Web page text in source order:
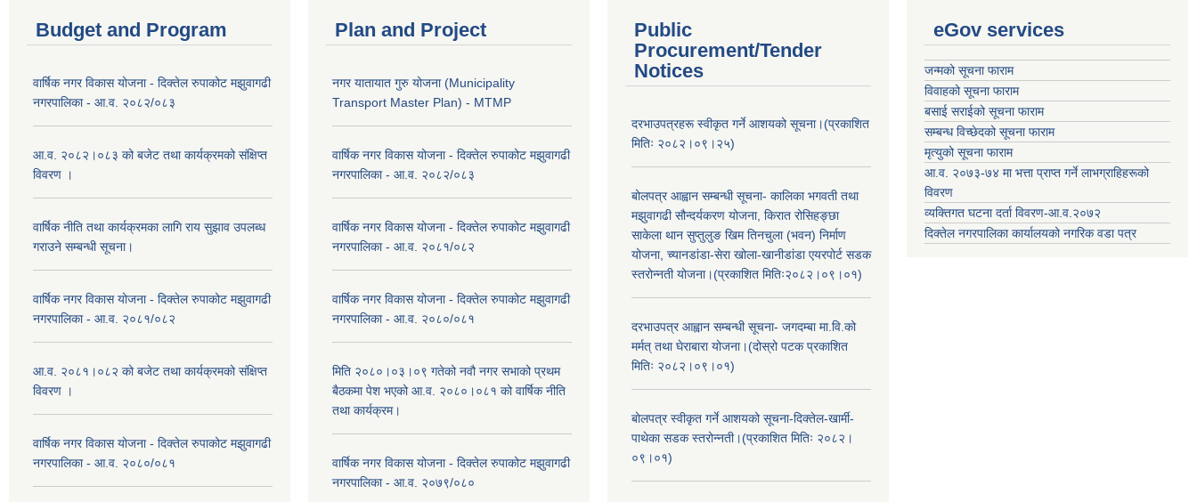
Budget and Program
वार्षिक नगर विकास योजना - दिक्तेल रुपाकोट मझुवागढी
नगरपालिका - आ.व. २०८२/०८३
आ.व. २०८२।०८३ को बजेट तथा कार्यक्रमको संक्षिप्त
विवरण ।
वार्षिक नीति तथा कार्यक्रमका लागि राय सुझाव उपलब्ध
गराउने सम्बन्धी सूचना।
वार्षिक नगर विकास योजना - दिक्तेल रुपाकोट मझुवागढी
नगरपालिका - आ.व. २०८१/०८२
आ.व. २०८१।०८२ को बजेट तथा कार्यक्रमको संक्षिप्त
विवरण ।
वार्षिक नगर विकास योजना - दिक्तेल रुपाकोट मझुवागढी
नगरपालिका - आ.व. २०८०/०८१
Plan and Project
नगर यातायात गुरु योजना (Municipality
Transport Master Plan) - MTMP
वार्षिक नगर विकास योजना - दिक्तेल रुपाकोट मझुवागढी
नगरपालिका - आ.व. २०८२/०८३
वार्षिक नगर विकास योजना - दिक्तेल रुपाकोट मझुवागढी
नगरपालिका - आ.व. २०८१/०८२
वार्षिक नगर विकास योजना - दिक्तेल रुपाकोट मझुवागढी
नगरपालिका - आ.व. २०८०/०८१
मिति २०८०।०३।०९ गतेको नवौ नगर सभाको प्रथम
बैठकमा पेश भएको आ.व. २०८०।०८१ को वार्षिक नीति
तथा कार्यक्रम।
वार्षिक नगर विकास योजना - दिक्तेल रुपाकोट मझुवागढी
नगरपालिका - आ.व. २०७९/०८०
Public
Procurement/Tender
Notices
दरभाउपत्रहरू स्वीकृत गर्ने आशयको सूचना।(प्रकाशित
मितिः २०८२।०९।२५)
बोलपत्र आह्वान सम्बन्धी सूचना- कालिका भगवती तथा
मझुवागढी सौन्दर्यकरण योजना, किरात रोसिहङ्छा
साकेला थान सुप्तुलुङ खिम तिनचुला (भवन) निर्माण
योजना, च्यानडांडा-सेरा खोला-खानीडांडा एयरपोर्ट सडक
स्तरोन्नती योजना।(प्रकाशित मितिः२०८२।०९।०१)
दरभाउपत्र आह्वान सम्बन्धी सूचना- जगदम्बा मा.वि.को
मर्मत् तथा घेराबारा योजना।(दोस्रो पटक प्रकाशित
मितिः २०८२।०९।०१)
बोलपत्र स्वीकृत गर्ने आशयको सूचना-दिक्तेल-खार्मी-
पाथेका सडक स्तरोन्नती।(प्रकाशित मितिः २०८२।
०९।०१)
eGov services
जन्मको सूचना फाराम
विवाहको सूचना फाराम
बसाई सराईको सूचना फाराम
सम्बन्ध विच्छेदको सूचना फाराम
मृत्युको सूचना फाराम
आ.व. २०७३-७४ मा भत्ता प्राप्त गर्ने लाभग्राहिहरूको
विवरण
व्यक्तिगत घटना दर्ता विवरण-आ.व.२०७२
दिक्तेल नगरपालिका कार्यालयको नगरिक वडा पत्र